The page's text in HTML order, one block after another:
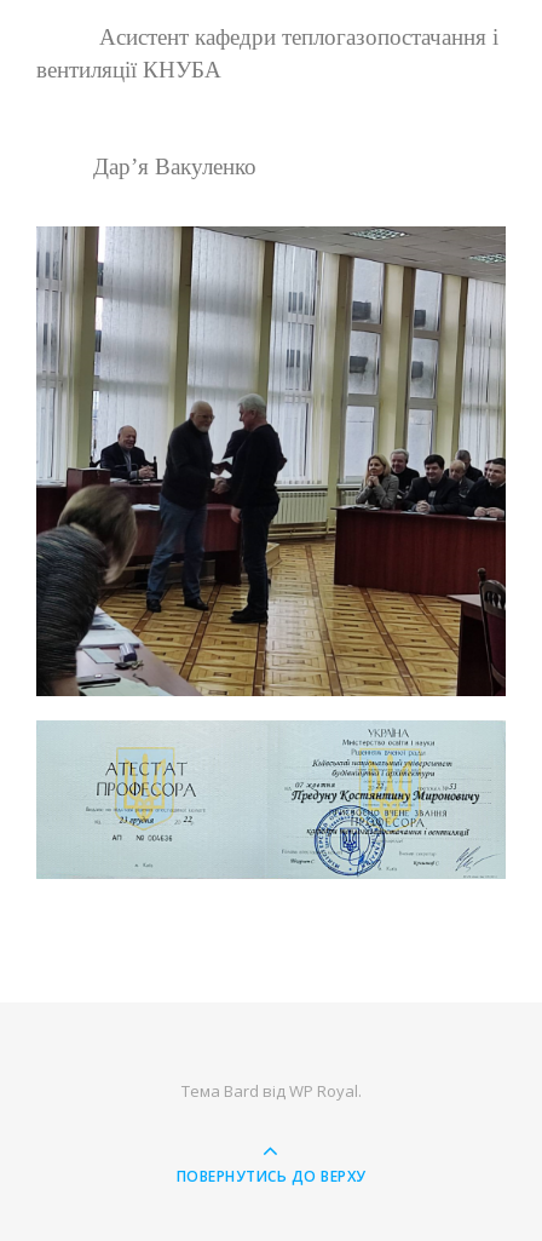
Асистент кафедри теплогазопостачання і
вентиляції КНУБА
Дар’я Вакуленко
Тема Bard відWP Royal.
ПОВЕРНУТИСЬ ДО ВЕРХУ